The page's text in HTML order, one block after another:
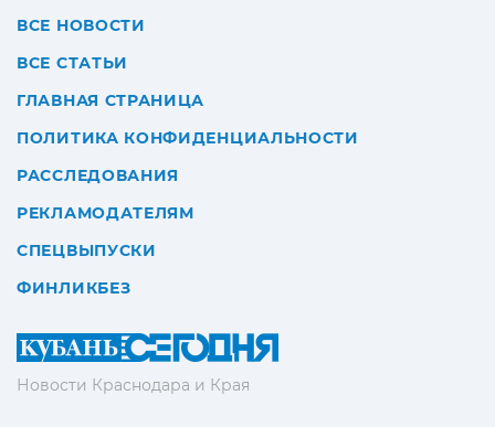
Новости Краснодара и Края
ВСЕ НОВОСТИ
ВСЕ СТАТЬИ
ГЛАВНАЯ СТРАНИЦА
ПОЛИТИКА КОНФИДЕНЦИАЛЬНОСТИ
РАССЛЕДОВАНИЯ
РЕКЛАМОДАТЕЛЯМ
СПЕЦВЫПУСКИ
ФИНЛИКБЕЗ